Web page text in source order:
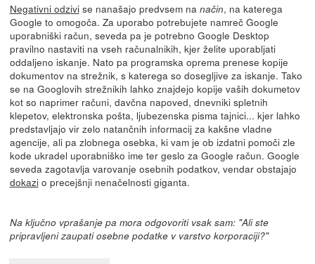
Negativni odzivise nanašajo predvsem na način, na katerega
Google to omogoča. Za uporabo potrebujete namreč Google
uporabniški račun, seveda pa je potrebno Google Desktop
pravilno nastaviti na vseh računalnikih, kjer želite uporabljati
oddaljeno iskanje. Nato pa programska oprema prenese kopije
dokumentov na strežnik, s katerega so dosegljive za iskanje. Tako
se na Googlovih strežnikih lahko znajdejo kopije vaših dokumetov
kot so naprimer računi, davčna napoved, dnevniki spletnih
klepetov, elektronska pošta, ljubezenska pisma tajnici... kjer lahko
predstavljajo vir zelo natančnih informacij za kakšne vladne
agencije, ali pa zlobnega osebka, ki vam je ob izdatni pomoči zle
kode ukradel uporabniško ime ter geslo za Google račun. Google
seveda zagotavlja varovanje osebnih podatkov, vendar obstajajo
dokazio precejšnji nenačelnosti giganta.
Na ključno vprašanje pa mora odgovoriti vsak sam: "Ali ste
pripravljeni zaupati osebne podatke v varstvo korporaciji?"